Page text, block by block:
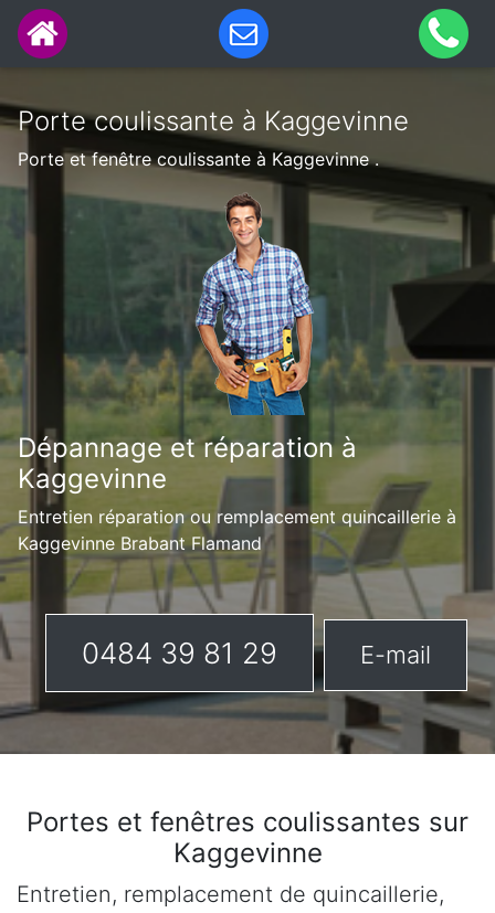
Porte coulissante à Kaggevinne
Porte et fenêtre coulissante à Kaggevinne .
Dépannage et réparation à
Kaggevinne
Entretien réparation ou remplacement quincaillerie à
Kaggevinne Brabant Flamand
0484 39 81 29 E-mail
Portes et fenêtres coulissantes sur
Kaggevinne
Entretien, remplacement de quincaillerie,